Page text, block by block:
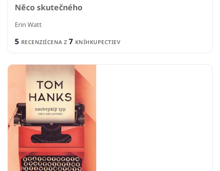
Něco skutečného
Erin Watt
5 RECENZIÍCENA Z 7 KNÍHKUPECTIEV